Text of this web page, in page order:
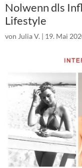
Nolwenn dls
Lifestyle
von Julia V. | 19. Mai